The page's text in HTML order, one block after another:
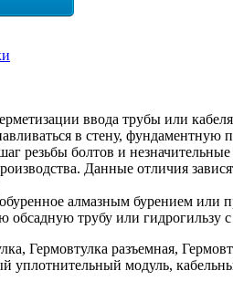
ввода трубы или
в стену, фундаментную
резьбы болтов и
Данные отличия
алмазным бурением
обсадную трубу или
Гермовтулка разъемная,
уплотнительный модуль,